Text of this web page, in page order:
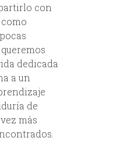
con
dedicada
a un
de
más